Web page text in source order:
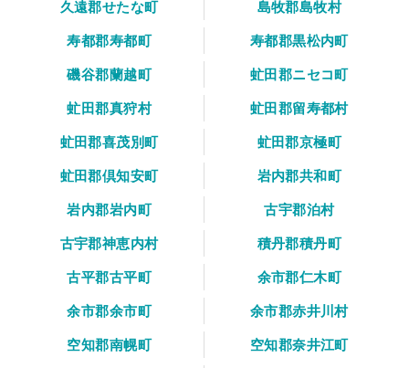
久遠郡せたな町
島牧郡島牧村
寿都郡寿都町
寿都郡黒松内町
磯谷郡蘭越町
虻田郡ニセコ町
虻田郡真狩村
虻田郡留寿都村
虻田郡喜茂別町
虻田郡京極町
虻田郡倶知安町
岩内郡共和町
岩内郡岩内町
古宇郡泊村
古宇郡神恵内村
積丹郡積丹町
古平郡古平町
余市郡仁木町
余市郡余市町
余市郡赤井川村
空知郡南幌町
空知郡奈井江町